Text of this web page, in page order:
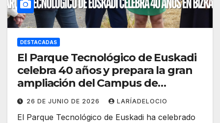
DESTACADAS
El Parque Tecnológico de Euskadi
celebra 40 años y prepara la gran
ampliación del Campus de
Zamudio/Derio
26 DE JUNIO DE 2026 LARÍADELOCIO
El Parque Tecnológico de Euskadi ha celebrado